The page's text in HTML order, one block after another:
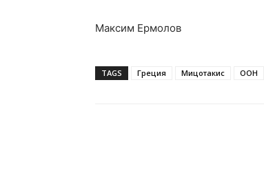
Максим Ермолов
TAGS Греция Мицотакис ООН